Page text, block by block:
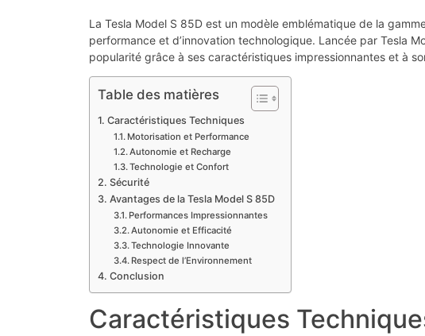
La Tesla Model S 85D est un modèle emblématique de la
performance et d’innovation technologique. Lancée par Tesla
popularité grâce à ses caractéristiques impressionnantes et à
Table des matières
Caractéristiques Techniques
Motorisation et Performance
Autonomie et Recharge
Technologie et Confort
Sécurité
Avantages de la Tesla Model S 85D
Performances Impressionnantes
Autonomie et Efficacité
Technologie Innovante
Respect de l’Environnement
Conclusion
Caractéristiques